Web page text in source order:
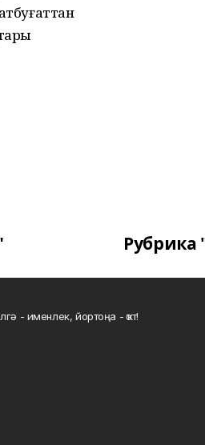
- именлек, йортоңа - ҡот!